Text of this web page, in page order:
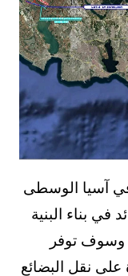
في آسيا الوسطى
في بناء البنية
وسوف توفر
على نقل البضائع